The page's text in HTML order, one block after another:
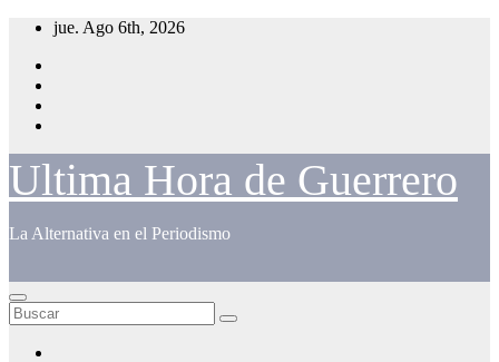
Saltar
contenido
jue. Ago 6th, 2026
Ultima Hora de Guerrero
La Alternativa en el Periodismo